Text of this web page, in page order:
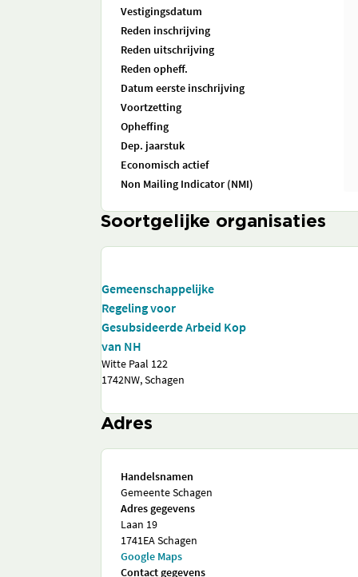
Vestigingsdatum
Reden inschrijving
Reden uitschrijving
Reden opheff.
Datum eerste inschrijving
Voortzetting
Opheffing
Dep. jaarstuk
Economisch actief
Non Mailing Indicator (NMI)
Soortgelijke organisaties
Gemeenschappelijke
Regeling voor
Gesubsideerde Arbeid Kop
van NH
Witte Paal 122
1742NW, Schagen
Adres
Handelsnamen
Gemeente Schagen
Adres gegevens
Laan 19
1741EA Schagen
Google Maps
Contact gegevens